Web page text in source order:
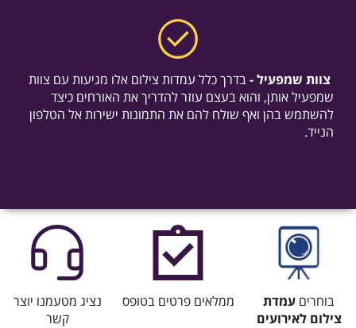
צוות שמפעיל -בדרך כלל עמדות צילום אלו מגיעות עם צוות
שמפעיל אותן, והוא בעצם עוזר להדריך את האורחים כיצד
להשתמש בהן ואף שולח להם את התמונות ישירות אל הטלפון
הנייד.
בוחרים עמדת
צילום לאירועים
ממלאים פרטים בטופס
נציג מטעמנו יוצר
קשר